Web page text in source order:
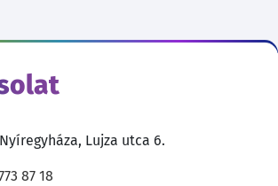
Lujza utca 6.
87 18